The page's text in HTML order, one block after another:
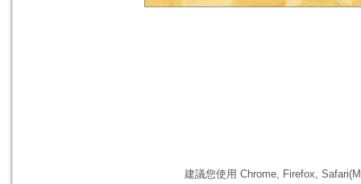
建議您使用 Chrome, Firefox,